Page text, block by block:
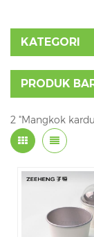
KATEGORI
PRODUK
2 "Mangkok